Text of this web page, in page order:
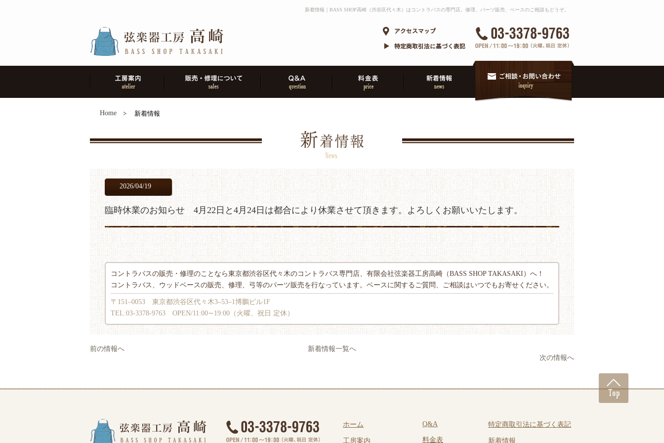
新着情報｜BASS SHOP高崎（渋谷区代々木）はコントラバスの専門店。修理、パーツ販売、ベースのご相談もどうぞ。
Home > 新着情報
2026/04/19
臨時休業のお知らせ 4月22日と4月24日は都合により休業させて頂きます。よろしくお願いいたします。
コントラバスの販売・修理のことなら東京都渋谷区代々木のコントラバス専門店、有限会社弦楽器工房高崎（BASS SHOP TAKASAKI）へ！
コントラバス、ウッドベースの販売、修理、弓等のパーツ販売を行なっています。ベースに関するご質問、ご相談はいつでもお寄せください。
〒151‒0053 東京都渋谷区代々木3‒53‒1博鵬ビル1F
TEL:03-3378-9763 OPEN/11:00∼19:00（火曜、祝日 定休）
前の情報へ
新着情報一覧へ
次の情報へ
ホーム
工房案内
Q&A
料金表
特定商取引法に基づく表記
新着情報